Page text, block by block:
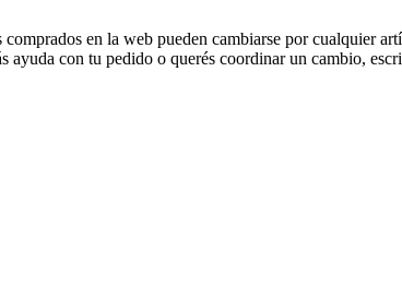
en la web pueden cambiarse por cualquier
ayuda con tu pedido o querés coordinar un cambio,